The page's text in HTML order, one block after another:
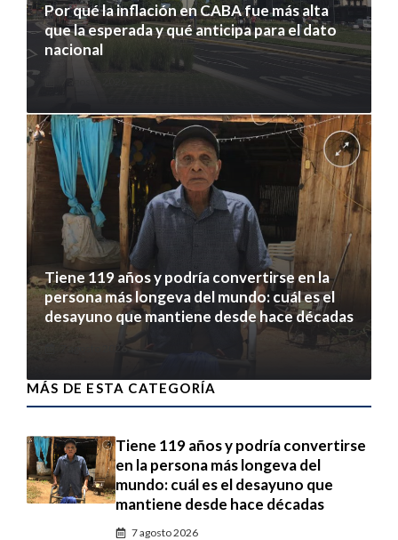
Por qué la inflación en CABA fue más alta
que la esperada y qué anticipa para el dato
nacional
Tiene 119 años y podría convertirse en la
persona más longeva del mundo: cuál es el
desayuno que mantiene desde hace décadas
MÁS DE ESTA CATEGORÍA
Tiene 119 años y podría convertirse
en la persona más longeva del
mundo: cuál es el desayuno que
mantiene desde hace décadas
7 agosto 2026